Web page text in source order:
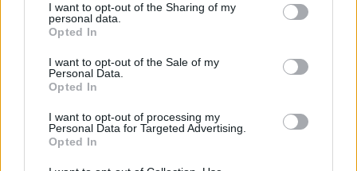
I want to opt-out of the Sharing of my
personal data.
Opted In
I want to opt-out of the Sale of my
Personal Data.
Opted In
I want to opt-out of processing my
Personal Data for Targeted Advertising.
Opted In
Días Internacionales y Mundiales
cercanos
23 de febrero
Día del Compromiso Internacional del Control